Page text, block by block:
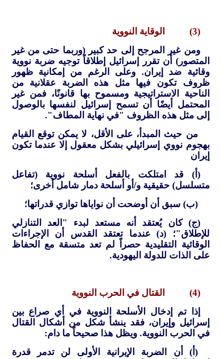
(3) الوقاية النووية
ومن غير المرجح إلى حد كبير (وربما حتى من غير
المتصور) أن تقرر إسرائيل إطلاقاً توجيه ضربة نووية
وقائية ضد إيران. وعلى الرغم من إمكانية ظهور
ظروف تكون فيها مثل هذه الضربة عقلانية من
الناحية الاستراتيجية ومسموح بها قانونًا، فمن غير
المحتمل أيضًا أن تسمح إسرائيل لنفسها بالوصول
إلى مثل هذه الظروف "في نهاية المطاف".
من حيث المبدأ، على الأقل، لا يمكن توقع القيام
بهجوم نووي إسرائيلي بشكل معقول إلا عندما تكون
إيران
(أ) قد امتلكت بالفعل أسلحة نووية (تفاعل
متسلسل) حقيقية و/أو أسلحة دمار شامل أخرى؛
(ب) سبق أن أوضحت أن نواياها توازي قدراتها؛
(ج) كان يُعتقد أنه مستعد لبدء "العد التنازلي
للإطلاق"؛ (د) عندما تعتقد القدس أن الإجراءات
الوقائية التقليدية حصراً لم تعد متسقة مع الحفاظ
على الذات للدولة اليهودية.
(4) القتال في الحرب النووية
إذا تم إدخال الأسلحة النووية في أي صراع بين
إسرائيل وإيران، فقد ينشأ شكل من أشكال القتال
في الحرب النووية. ويظل هذا صحيحاً ما دام:
(أ) أن الضربة الإيرانية الأولى لن تدمر قدرة